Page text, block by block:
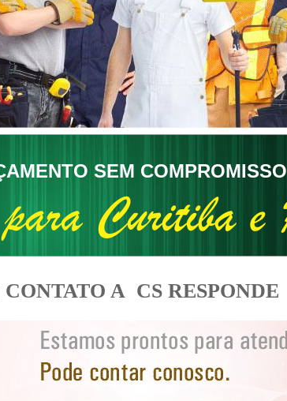
SEM COMPROMISSO
A CS RESPONDE